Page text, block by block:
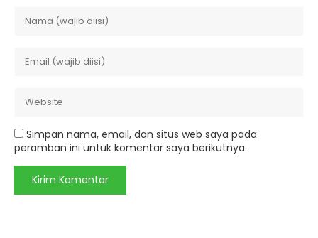
Simpan nama, email, dan situs web saya pada
peramban ini untuk komentar saya berikutnya.